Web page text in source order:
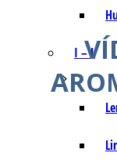
I – L